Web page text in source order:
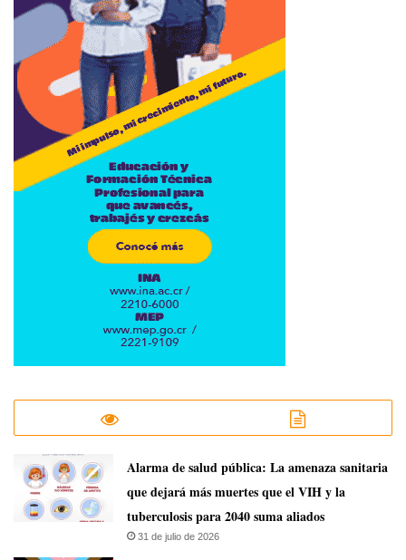
​Alarma de salud pública: La amenaza sanitaria
que dejará más muertes que el VIH y la
tuberculosis para 2040 suma aliados
31 de julio de 2026